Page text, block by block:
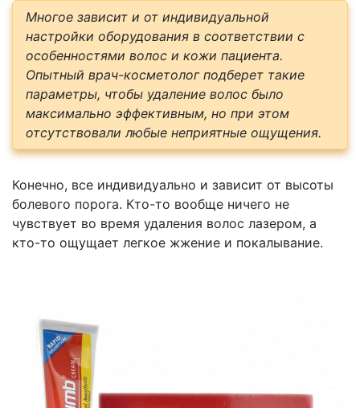
Многое зависит и от индивидуальной
настройки оборудования в соответствии с
особенностями волос и кожи пациента.
Опытный врач-косметолог подберет такие
параметры, чтобы удаление волос было
максимально эффективным, но при этом
отсутствовали любые неприятные ощущения.
Конечно, все индивидуально и зависит от высоты
болевого порога. Кто-то вообще ничего не
чувствует во время удаления волос лазером, а
кто-то ощущает легкое жжение и покалывание.